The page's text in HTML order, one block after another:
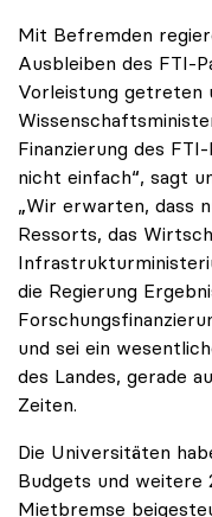
Mit Befremden
Ausbleiben des FTI-
Vorleistung getreten
Finanzierung des
nicht einfach“, sagt
„Wir erwarten, dass
Ressorts, das
die Regierung
und sei ein
des Landes, gerade
Zeiten.
Die Universitäten
Budgets und weitere
Mietbremse